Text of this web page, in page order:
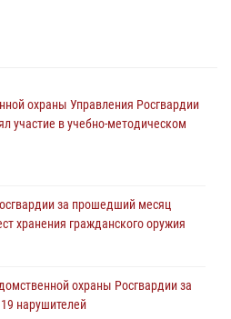
охраны Управления Росгвардии
участие в учебно-методическом
за прошедший месяц
хранения гражданского оружия
охраны Росгвардии за
нарушителей